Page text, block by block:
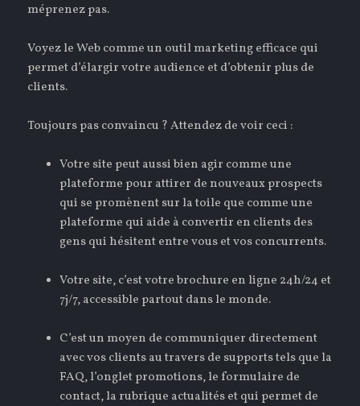
méprenez pas.
Voyez le Web comme un outil marketing efficace qui
permet d’élargir votre audience et d’obtenir plus de
clients.
Toujours pas convaincu ? Attendez de voir ceci :
Votre site peut aussi bien agir comme une
plateforme pour attirer de nouveaux prospects
qui se promènent sur la toile que comme une
plateforme qui aide à convertir en clients des
gens qui hésitent entre vous et vos concurrents.
Votre site, c’est votre brochure en ligne 24h/24 et
7j/7, accessible partout dans le monde.
C’est un moyen de communiquer directement
avec vos clients au travers de supports tels que la
FAQ, l’onglet promotions, le formulaire de
contact, la rubrique actualités et qui permet de